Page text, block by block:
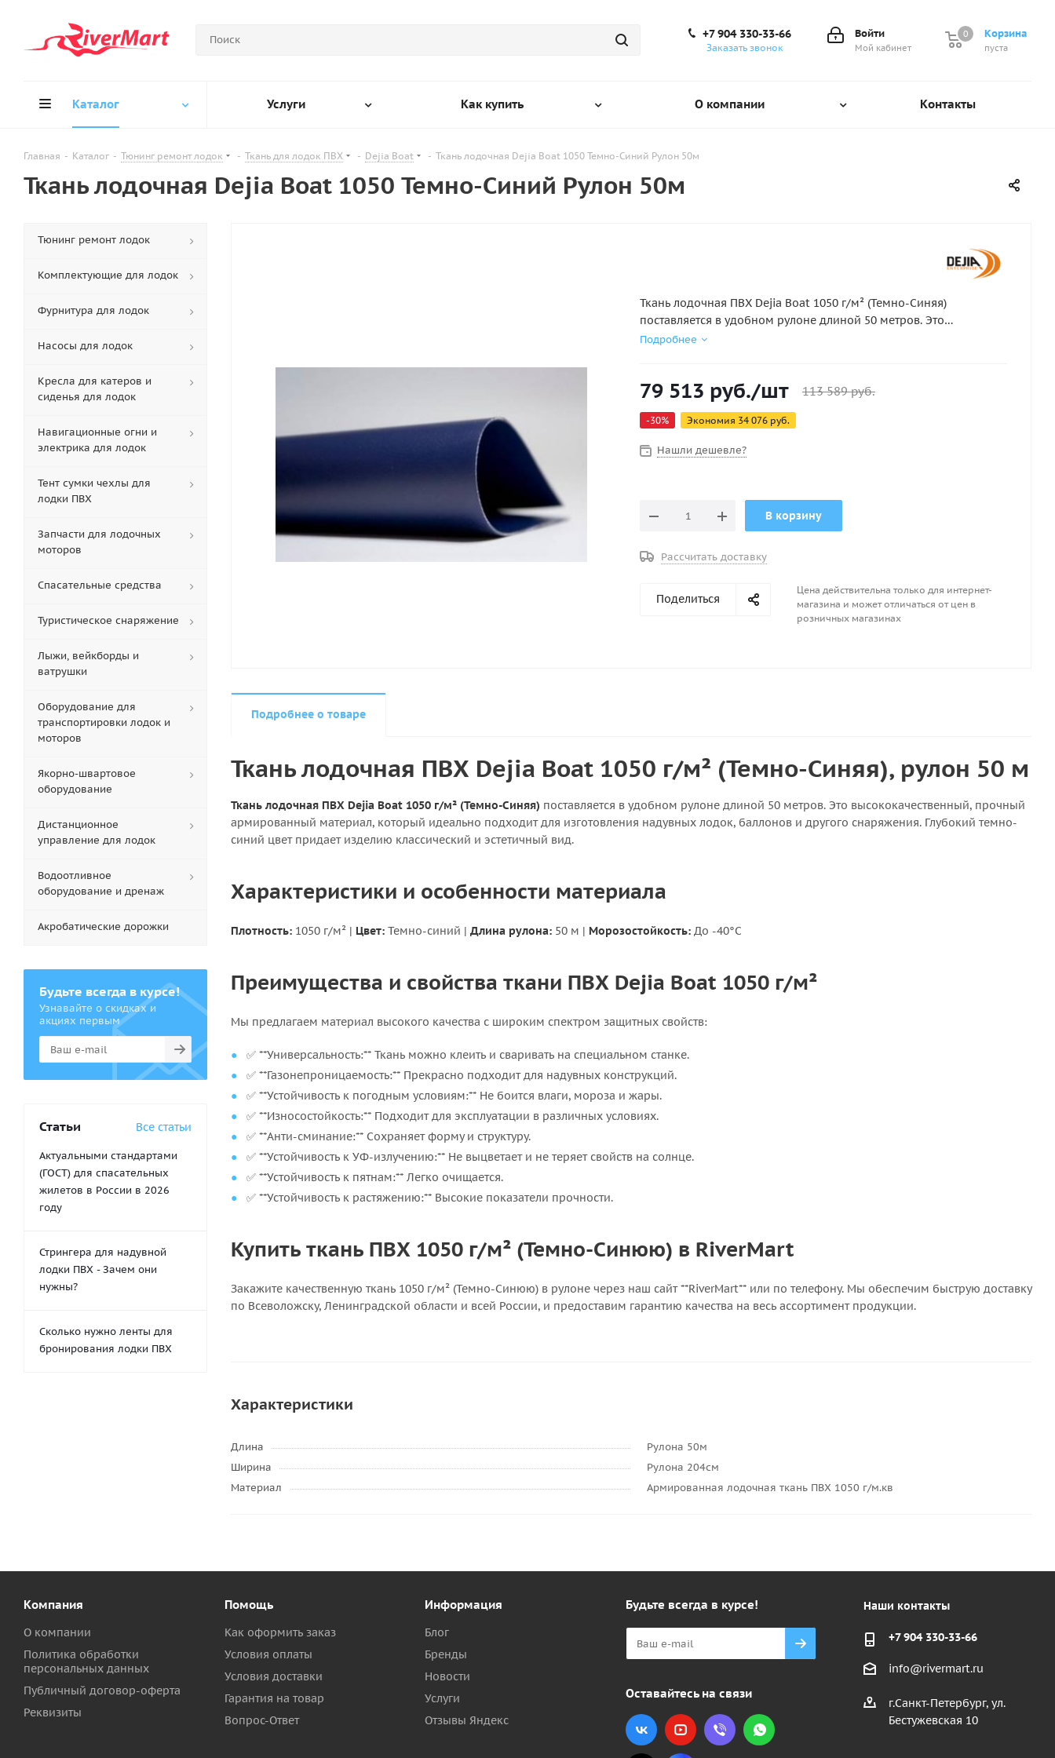
Корзина
0
пуста
0
Войти
Мой кабинет
+7 904 330-33-66
Заказать звонок
Каталог Услуги Как купить О компании Контакты
Главная - Каталог - Тюнинг ремонт лодок - Ткань для лодок ПВХ - Dejia Boat - Ткань лодочная Dejia Boat 1050 Темно-Синий Рулон 50м
Ткань лодочная Dejia Boat 1050 Темно-Синий Рулон 50м
Ткань лодочная ПВХ Dejia Boat 1050 г/м² (Темно-Синяя)
поставляется в удобном рулоне длиной 50 метров. Это
высококачественный, прочный армированный материал,
придает изделию классический и эстетичный вид.
Подробнее
79 513 руб./шт 113 589руб.
-30% Экономия 34 076 руб.
Нашли дешевле?
В корзину
Рассчитать доставку
Поделиться
Цена действительна только для интернет-
магазина и может отличаться от цен в
розничных магазинах
Подробнее о товаре
Ткань лодочная ПВХ Dejia Boat 1050 г/м² (Темно-Синяя), рулон 50 м
Ткань лодочная ПВХ Dejia Boat 1050 г/м² (Темно-Синяя) поставляется в удобном рулоне длиной 50 метров. Это высококачественный, прочный
армированный материал, который идеально подходит для изготовления надувных лодок, баллонов и другого снаряжения. Глубокий темно-
синий цвет придает изделию классический и эстетичный вид.
Характеристики и особенности материала
Плотность: 1050 г/м² | Цвет: Темно-синий | Длина рулона: 50 м | Морозостойкость: До -40°C
Преимущества и свойства ткани ПВХ Dejia Boat 1050 г/м²
Мы предлагаем материал высокого качества с широким спектром защитных свойств:
✅ **Универсальность:** Ткань можно клеить и сваривать на специальном станке.
✅ **Газонепроницаемость:** Прекрасно подходит для надувных конструкций.
✅ **Устойчивость к погодным условиям:** Не боится влаги, мороза и жары.
✅ **Износостойкость:** Подходит для эксплуатации в различных условиях.
✅ **Анти-сминание:** Сохраняет форму и структуру.
✅ **Устойчивость к УФ-излучению:** Не выцветает и не теряет свойств на солнце.
✅ **Устойчивость к пятнам:** Легко очищается.
✅ **Устойчивость к растяжению:** Высокие показатели прочности.
Купить ткань ПВХ 1050 г/м² (Темно-Синюю) в RiverMart
Закажите качественную ткань 1050 г/м² (Темно-Синюю) в рулоне через наш сайт **RiverMart** или по телефону. Мы обеспечим быструю доставку
по Всеволожску, Ленинградской области и всей России, и предоставим гарантию качества на весь ассортимент продукции.
Характеристики
Длина
Рулона 50м
Ширина
Рулона 204см
Материал
Армированная лодочная ткань ПВХ 1050 г/м.кв
Тюнинг ремонт лодок
Комплектующие для лодок
Фурнитура для лодок
Насосы для лодок
Кресла для катеров и
сиденья для лодок
Навигационные огни и
электрика для лодок
Тент сумки чехлы для
лодки ПВХ
Запчасти для лодочных
моторов
Спасательные средства
Туристическое снаряжение
Лыжи, вейкборды и
ватрушки
Оборудование для
транспортировки лодок и
моторов
Якорно-швартовое
оборудование
Дистанционное
управление для лодок
Водоотливное
оборудование и дренаж
Акробатические дорожки
Будьте всегда в курсе!
Узнавайте о скидках и
акциях первым
Статьи Все статьи
Актуальными стандартами
(ГОСТ) для спасательных
жилетов в России в 2026
году
Стрингера для надувной
лодки ПВХ - Зачем они
нужны?
Сколько нужно ленты для
бронирования лодки ПВХ
Компания
О компании
Политика обработки
персональных данных
Публичный договор-оферта
Реквизиты
Помощь
Как оформить заказ
Условия оплаты
Условия доставки
Гарантия на товар
Вопрос-Ответ
Информация
Блог
Бренды
Новости
Услуги
Отзывы Яндекс
Будьте всегда в курсе!
Оставайтесь на связи
Наши контакты
+7 904 330-33-66
info@rivermart.ru
г.Санкт-Петербург, ул.
Бестужевская 10